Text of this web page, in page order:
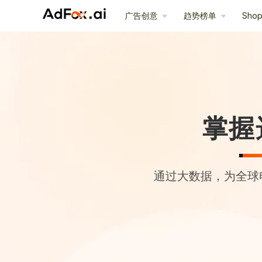
广告创意 趋势榜单
掌
通过大数据，为全